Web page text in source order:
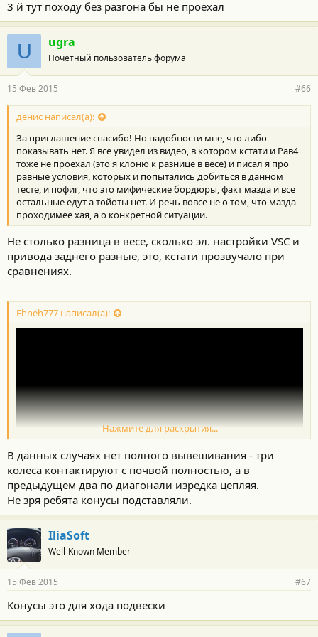
т
и
3 й тут походу без разгона бы не проехал
U ugra
Почетный пользователь форума
15 Фев 2015 #66
денис написал(а):
За приглашение спасибо! Но надобности мне, что либо
показывать нет. Я все увидел из видео, в котором кстати и Рав4
тоже не проехал (это я клоню к разнице в весе) и писал я про
равные условия, которых и попытались добиться в данном
тесте, и пофиг, что это мифические бордюры, факт мазда и все
остальные едут а тойоты нет. И речь вовсе не о том, что мазда
проходимее хая, а о конкретной ситуации.
Не столько разница в весе, сколько эл. настройки VSC и
привода заднего разные, это, кстати прозвучало при
сравнениях.
Fhneh777 написал(а):
Нажмите для раскрытия...
В данных случаях нет полного вывешивания - три
колеса контактируют с почвой полностью, а в
предыдущем два по диагонали изредка цепляя.
Не зря ребята конусы подставляли.
IliaSoft
Well-Known Member
15 Фев 2015 #67
Конусы это для хода подвески